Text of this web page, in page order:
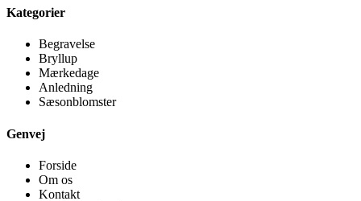
Kategorier
Begravelse
Bryllup
Mærkedage
Anledning
Sæsonblomster
Genvej
Forside
Om os
Kontakt